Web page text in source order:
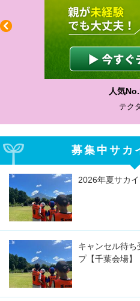
人気
テク
募集中サカ
2026年夏サカ
キャンセル待
プ【千葉会場】